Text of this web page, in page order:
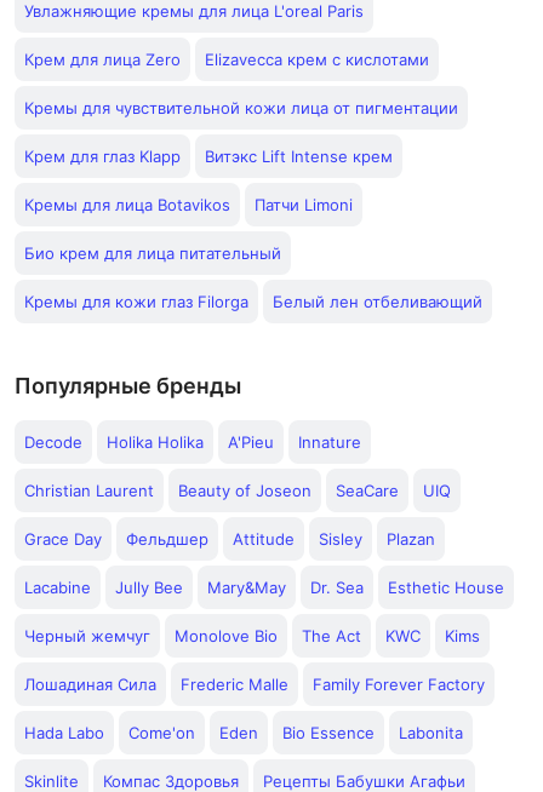
Увлажняющие кремы для лица L'oreal Paris
Крем для лица Zero Elizavecca крем с кислотами
Кремы для чувствительной кожи лица от пигментации
Крем для глаз Klapp Витэкс Lift Intense крем
Кремы для лица Botavikos Патчи Limoni
Био крем для лица питательный
Кремы для кожи глаз Filorga Белый лен отбеливающий
Популярные бренды
Decode Holika Holika A'Pieu Innature
Christian Laurent Beauty of Joseon SeaCare UIQ
Grace Day Фельдшер Attitude Sisley Plazan
Lacabine Jully Bee Mary&May Dr. Sea Esthetic House
Черный жемчуг Monolove Bio The Act KWC Kims
Лошадиная Сила Frederic Malle Family Forever Factory
Hada Labo Come'on Eden Bio Essence Labonita
Skinlite Компас Здоровья Рецепты Бабушки Агафьи